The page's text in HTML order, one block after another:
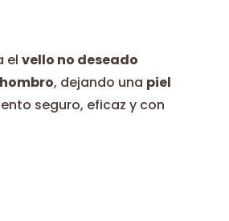
el vello no deseado
, dejando una piel
seguro, eficaz y con